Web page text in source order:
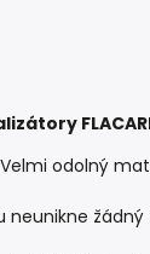
odolný
neunikne